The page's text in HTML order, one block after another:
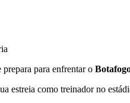
prepara para enfrentar o
estreia como treinador no